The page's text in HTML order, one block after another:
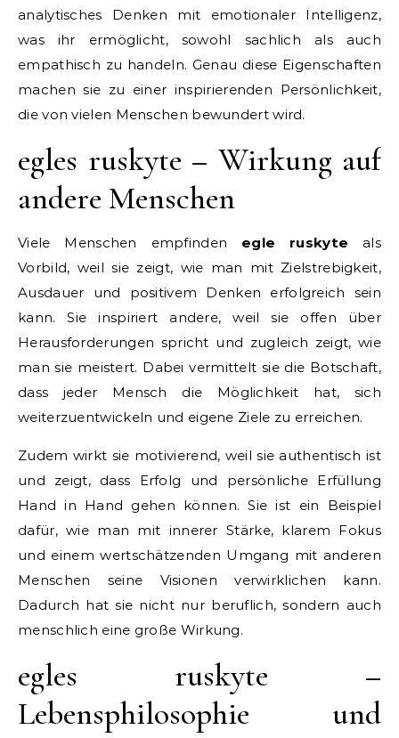
analytisches Denken mit emotionaler Intelligenz,
was ihr ermöglicht, sowohl sachlich als auch
empathisch zu handeln. Genau diese Eigenschaften
machen sie zu einer inspirierenden Persönlichkeit,
die von vielen Menschen bewundert wird.
egles ruskyte – Wirkung auf
andere Menschen
Viele Menschen empfinden egle ruskyte als
Vorbild, weil sie zeigt, wie man mit Zielstrebigkeit,
Ausdauer und positivem Denken erfolgreich sein
kann. Sie inspiriert andere, weil sie offen über
Herausforderungen spricht und zugleich zeigt, wie
man sie meistert. Dabei vermittelt sie die Botschaft,
dass jeder Mensch die Möglichkeit hat, sich
weiterzuentwickeln und eigene Ziele zu erreichen.
Zudem wirkt sie motivierend, weil sie authentisch ist
und zeigt, dass Erfolg und persönliche Erfüllung
Hand in Hand gehen können. Sie ist ein Beispiel
dafür, wie man mit innerer Stärke, klarem Fokus
und einem wertschätzenden Umgang mit anderen
Menschen seine Visionen verwirklichen kann.
Dadurch hat sie nicht nur beruflich, sondern auch
menschlich eine große Wirkung.
egles ruskyte –
Lebensphilosophie und